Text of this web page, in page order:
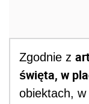
Zgodnie z
święta, w
obiektach,